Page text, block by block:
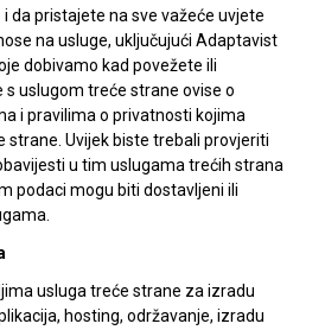
da pristajete na sve važeće uvjete
na usluge, uključujući Adaptavist
dobivamo kad povežete ili
uslugom treće strane ovise o
i pravilima o privatnosti kojima
strane. Uvijek biste trebali provjeriti
u tim uslugama trećih strana
podaci mogu biti dostavljeni ili
usluga treće strane za izradu
hosting, održavanje, izradu